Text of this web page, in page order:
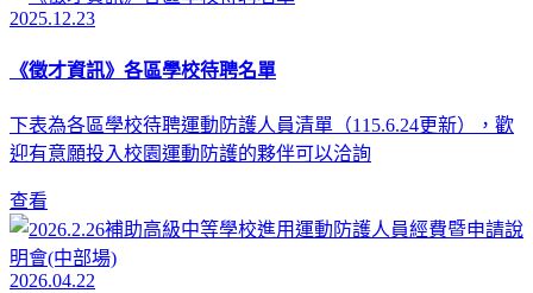
2025.12.23
《徵才資訊》各區學校待聘名單
下表為各區學校待聘運動防護人員清單（115.6.24更新），歡
迎有意願投入校園運動防護的夥伴可以洽詢
查看
2026.04.22